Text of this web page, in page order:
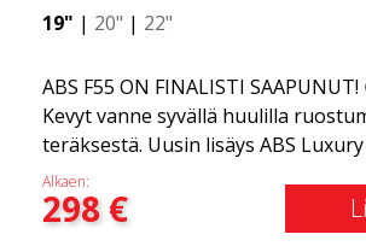
19" | 20" | 22"
ABS F55 ON FINALISTI SAAPUNUT!
Kevyt vanne syvällä huulilla
teräksestä. Uusin lisäys ABS
perheeseen on saapunut,
tervetulleeksi ABS F55:n -
tyylikkäimmän kesävanteen. Jos
Alkaen:
298€